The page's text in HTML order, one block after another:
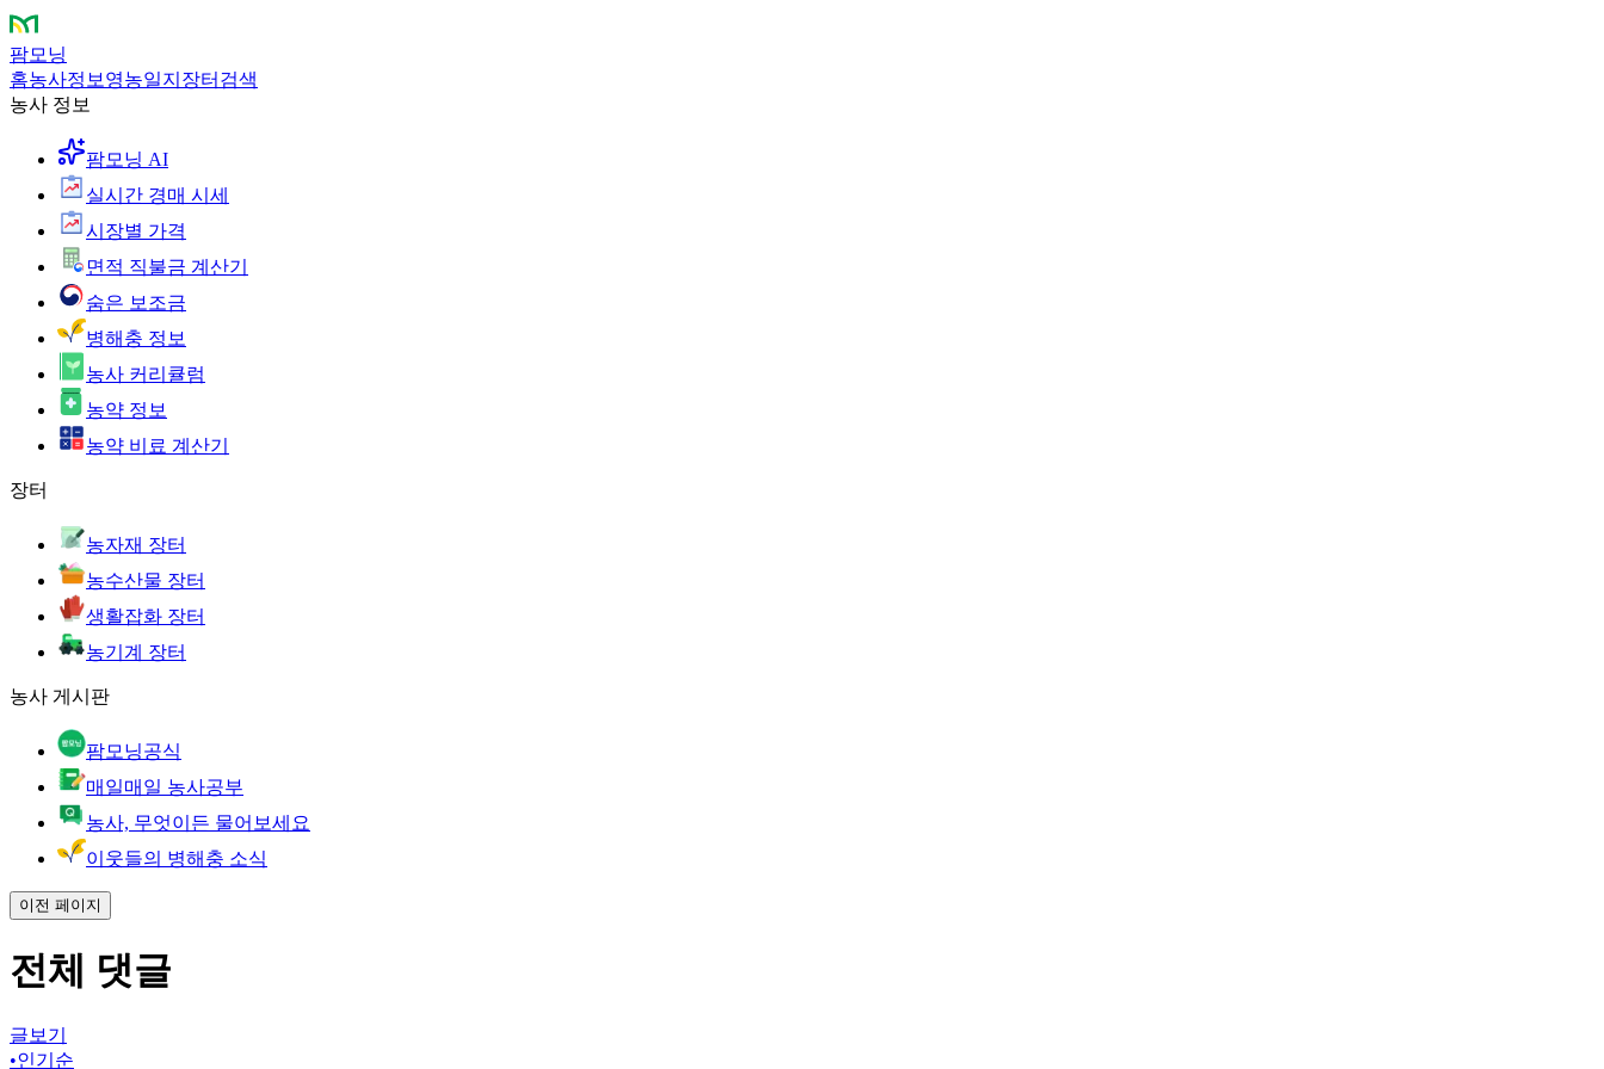
팜모닝
홈농사정보 영농일지 장터 검색
농사 정보
팜모닝 AI
실시간 경매 시세
시장별 가격
면적 직불금 계산기
숨은 보조금
병해충 정보
농사 커리큘럼
농약 정보
농약 비료 계산기
장터
농자재 장터
농수산물 장터
생활잡화 장터
농기계 장터
농사 게시판
팜모닝공식
매일매일 농사공부
농사, 무엇이든 물어보세요
이웃들의 병해충 소식
이전 페이지
전체 댓글
글보기
•인기순